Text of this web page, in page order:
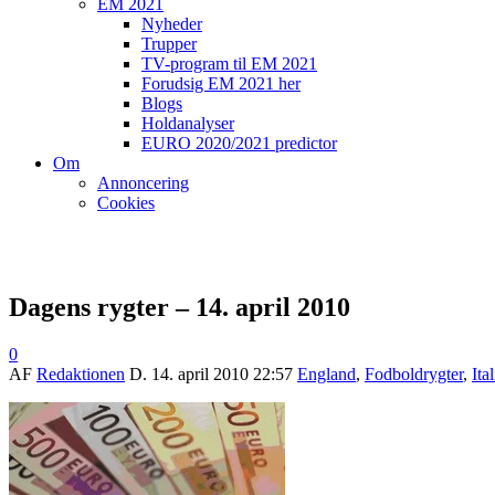
EM 2021
Nyheder
Trupper
TV-program til EM 2021
Forudsig EM 2021 her
Blogs
Holdanalyser
EURO 2020/2021 predictor
Om
Annoncering
Cookies
Dagens rygter – 14. april 2010
0
AF Redaktionen D. 14. april 2010 22:57 England, Fodboldrygter,